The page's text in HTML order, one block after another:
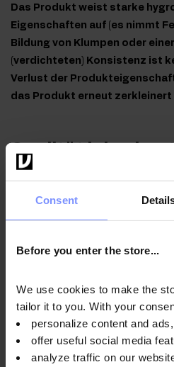
Consent
Before you enter the store...
We use cookies to make the
tailor it to you. With your
personalize content and ads,
offer useful social media
analyze traffic on our
Das Produkt weist starke
Eigenschaften auf (es nimmt
Bildung von Klumpen oder
(verdichteten) Konsistenz ist
Verlust der
das Produkt erneut zerkleinert
Qualität
Im Interesse der Gesundheit
die von uns hergestellten
Untersuchungen in einem
aufrechtzuerhalten.
OstroVit Citrullin 400 g -
22.07.2026